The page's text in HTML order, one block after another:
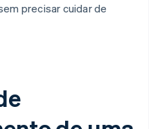
precisar cuidar de